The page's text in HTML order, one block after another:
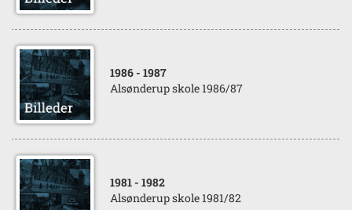
1986 - 1987
Alsønderup skole 1986/87
1981 - 1982
Alsønderup skole 1981/82